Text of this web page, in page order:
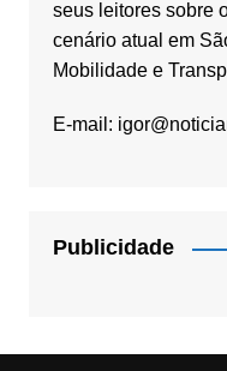
seus leitores sobre
cenário atual em
Mobilidade e
E-mail:
Publicidade